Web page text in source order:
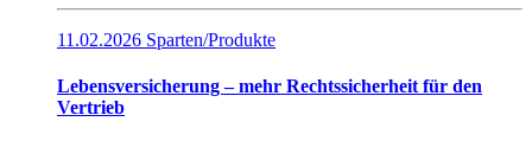
11.02.2026 Sparten/Produkte
Lebensversicherung – mehr Rechtssicherheit für den
Vertrieb